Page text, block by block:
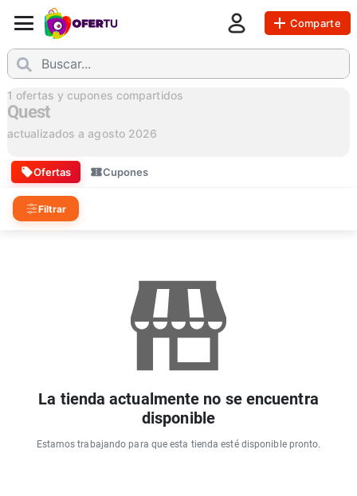
Comparte
1 ofertas y cupones compartidos
Quest
actualizados a agosto 2026
Ofertas Cupones
Filtrar
La tienda actualmente no se encuentra
disponible
Estamos trabajando para que esta tienda esté disponible pronto.